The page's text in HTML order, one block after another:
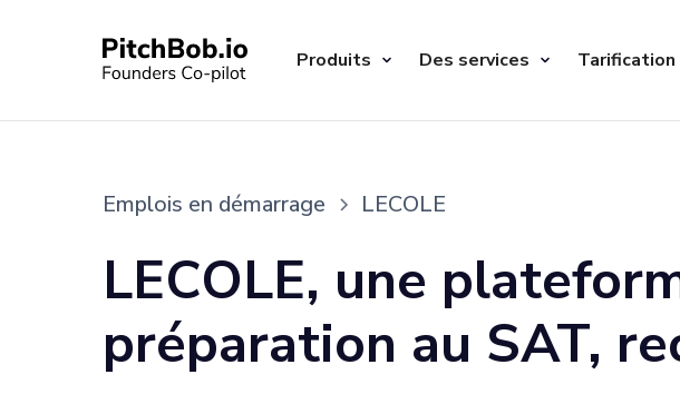
Produits Des services Tarification
Emplois en démarrage LECOLE
LECOLE, une
préparation au SAT,